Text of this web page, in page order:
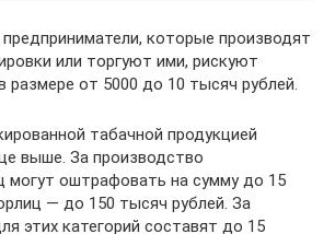
которые производят
или торгуют ими, рискуют
размере от 5000 до 10 тысяч рублей.
табачной продукцией
выше. За производство
могут оштрафовать на сумму до 15
— до 150 тысяч рублей. За
этих категорий составят до 15